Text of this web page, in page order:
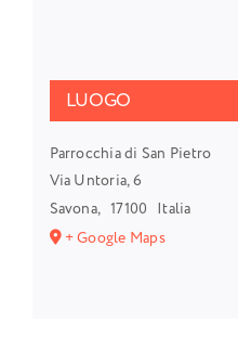
LUOGO
Parrocchia di San Pietro
Via Untoria, 6
Savona, 17100 Italia
+ Google Maps